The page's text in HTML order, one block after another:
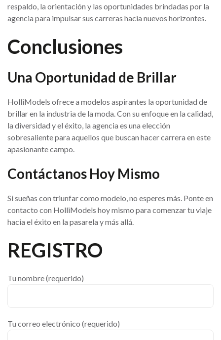
respaldo, la orientación y las oportunidades brindadas por la
agencia para impulsar sus carreras hacia nuevos horizontes.
Conclusiones
Una Oportunidad de Brillar
HolliModels ofrece a modelos aspirantes la oportunidad de
brillar en la industria de la moda. Con su enfoque en la calidad,
la diversidad y el éxito, la agencia es una elección
sobresaliente para aquellos que buscan hacer carrera en este
apasionante campo.
Contáctanos Hoy Mismo
Si sueñas con triunfar como modelo, no esperes más. Ponte en
contacto con HolliModels hoy mismo para comenzar tu viaje
hacia el éxito en la pasarela y más allá.
REGISTRO
Tu nombre (requerido)
Tu correo electrónico (requerido)